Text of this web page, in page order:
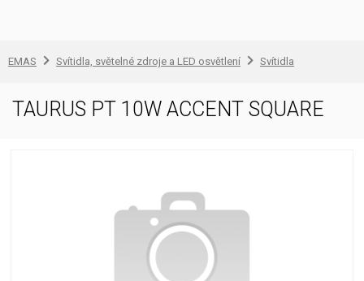
EMAS Svítidla, světelné zdroje a LED osvětlení Svítidla
TAURUS PT 10W ACCENT SQUARE